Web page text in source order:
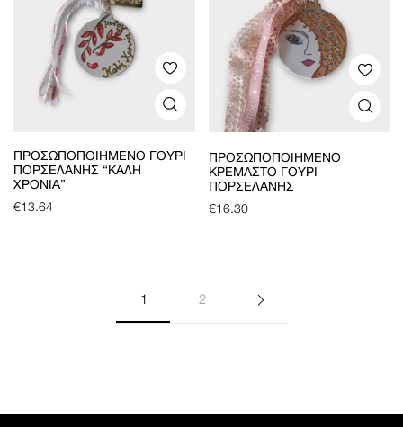
ΠΡΟΣΩΠΟΠΟΙΗΜΈΝΟ ΓΟΎΡΙ
ΠΟΡΣΕΛΆΝΗΣ “ΚΑΛΉ
ΧΡΟΝΙΆ”
€13.64
ΠΡΟΣΩΠΟΠΟΙΗΜΈΝΟ
ΚΡΕΜΑΣΤΌ ΓΟΎΡΙ
ΠΟΡΣΕΛΆΝΗΣ
€16.30
1 2